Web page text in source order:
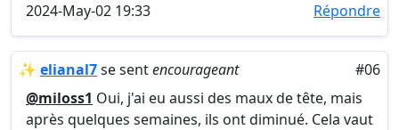
2024-May-02 19:33
Répondre
✨ elianal7se sentencourageant
#06
@miloss1 Oui, j'ai eu aussi des maux de tête, mais
après quelques semaines, ils ont diminué. Cela vaut